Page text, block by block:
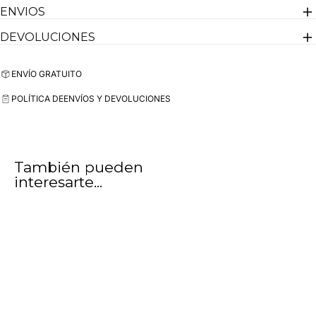
ENVIOS
DEVOLUCIONES
ENVÍO GRATUITO
POLÍTICA DEENVÍOS Y DEVOLUCIONES
También pueden
interesarte...